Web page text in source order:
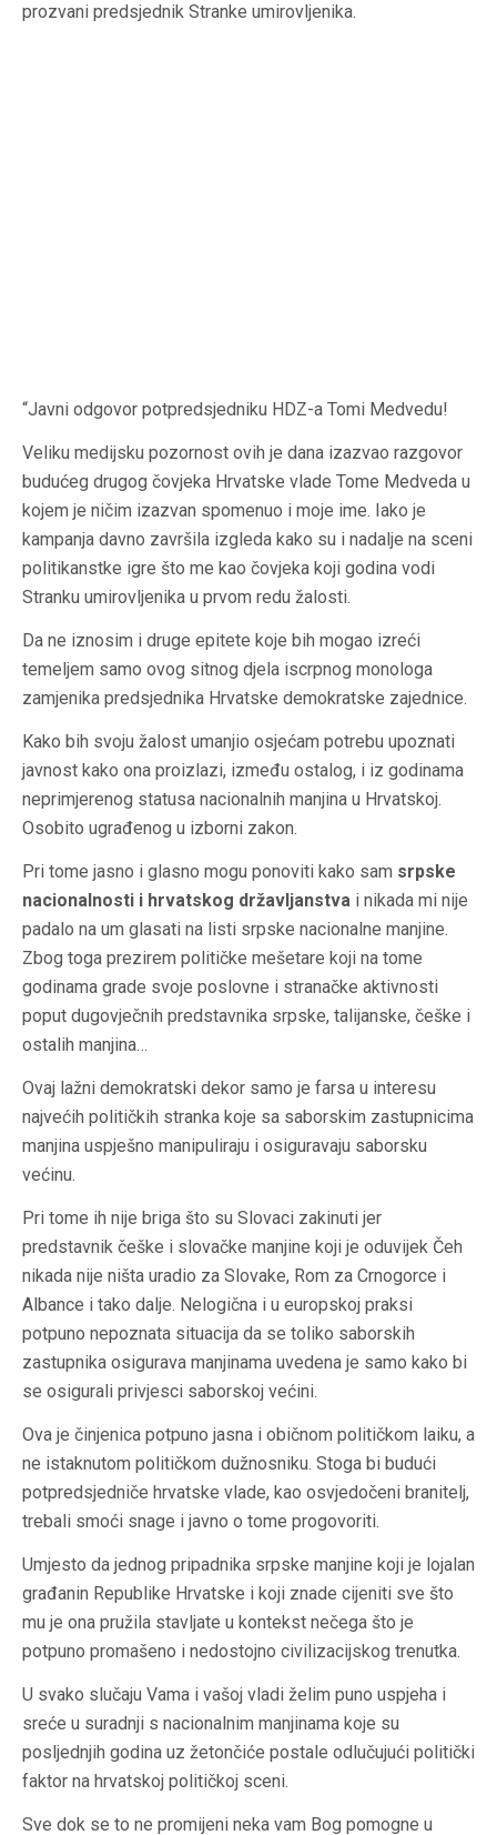
prozvani predsjednik Stranke umirovljenika.
“Javni odgovor potpredsjedniku HDZ-a Tomi Medvedu!
Veliku medijsku pozornost ovih je dana izazvao razgovor
budućeg drugog čovjeka Hrvatske vlade Tome Medveda u
kojem je ničim izazvan spomenuo i moje ime. Iako je
kampanja davno završila izgleda kako su i nadalje na sceni
politikanstke igre što me kao čovjeka koji godina vodi
Stranku umirovljenika u prvom redu žalosti.
Da ne iznosim i druge epitete koje bih mogao izreći
temeljem samo ovog sitnog djela iscrpnog monologa
zamjenika predsjednika Hrvatske demokratske zajednice.
Kako bih svoju žalost umanjio osjećam potrebu upoznati
javnost kako ona proizlazi, između ostalog, i iz godinama
neprimjerenog statusa nacionalnih manjina u Hrvatskoj.
Osobito ugrađenog u izborni zakon.
Pri tome jasno i glasno mogu ponoviti kako sam srpske
nacionalnosti i hrvatskog državljanstva i nikada mi nije
padalo na um glasati na listi srpske nacionalne manjine.
Zbog toga prezirem političke mešetare koji na tome
godinama grade svoje poslovne i stranačke aktivnosti
poput dugovječnih predstavnika srpske, talijanske, češke i
ostalih manjina…
Ovaj lažni demokratski dekor samo je farsa u interesu
najvećih političkih stranka koje sa saborskim zastupnicima
manjina uspješno manipuliraju i osiguravaju saborsku
većinu.
Pri tome ih nije briga što su Slovaci zakinuti jer
predstavnik češke i slovačke manjine koji je oduvijek Čeh
nikada nije ništa uradio za Slovake, Rom za Crnogorce i
Albance i tako dalje. Nelogična i u europskoj praksi
potpuno nepoznata situacija da se toliko saborskih
zastupnika osigurava manjinama uvedena je samo kako bi
se osigurali privjesci saborskoj većini.
Ova je činjenica potpuno jasna i običnom političkom laiku, a
ne istaknutom političkom dužnosniku. Stoga bi budući
potpredsjedniče hrvatske vlade, kao osvjedočeni branitelj,
trebali smoći snage i javno o tome progovoriti.
Umjesto da jednog pripadnika srpske manjine koji je lojalan
građanin Republike Hrvatske i koji znade cijeniti sve što
mu je ona pružila stavljate u kontekst nečega što je
potpuno promašeno i nedostojno civilizacijskog trenutka.
U svako slučaju Vama i vašoj vladi želim puno uspjeha i
sreće u suradnji s nacionalnim manjinama koje su
posljednjih godina uz žetončiće postale odlučujući politički
faktor na hrvatskoj političkoj sceni.
Sve dok se to ne promijeni neka vam Bog pomogne u